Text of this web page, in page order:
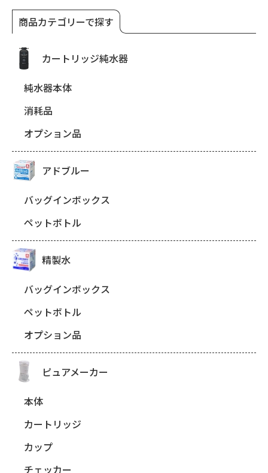
商品カテゴリーで探す
カートリッジ純水器
純水器本体
消耗品
オプション品
アドブルー
バッグインボックス
ペットボトル
精製水
バッグインボックス
ペットボトル
オプション品
ピュアメーカー
本体
カートリッジ
カップ
チェッカー